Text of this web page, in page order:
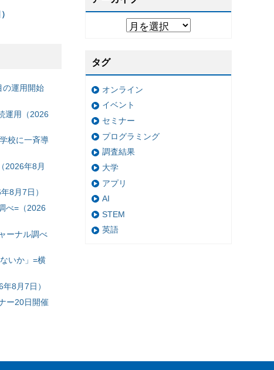
の運用開始
運用（2026
校に一斉導
2026年8月
8月7日）
べ=（2026
ーナル調べ
いか」=横
8月7日）
ー20日開催
タグ
オンライン
イベント
セミナー
プログラミング
調査結果
大学
アプリ
AI
STEM
英語